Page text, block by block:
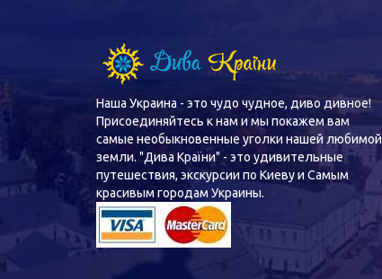
Наша Украина - это чудо чудное, диво дивное!
Присоединяйтесь к нам и мы покажем вам
самые необыкновенные уголки нашей любимой
земли. "Дива Країни" - это удивительные
путешествия, экскурсии по Киеву и Самым
красивым городам Украины.